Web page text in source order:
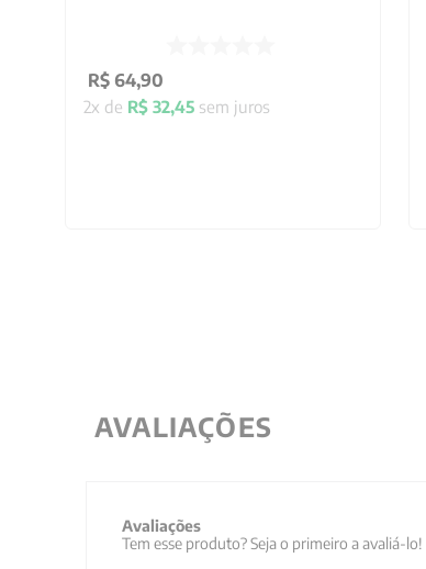
R$ 64,90
2x de R$ 32,45sem juros
AVALIAÇÕES
Avaliações
Tem esse produto? Seja o primeiro a avaliá-lo!